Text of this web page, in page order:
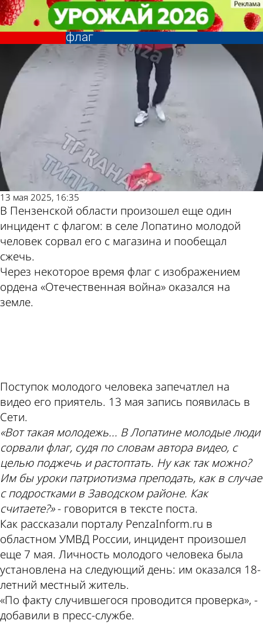
Полиция занялась жителем села
Лопатино, пообещавшим сжечь
флаг
Из жизни
13 мая 2025, 16:35
В Пензенской области произошел еще один
инцидент с флагом: в селе Лопатино молодой
человек сорвал его с магазина и пообещал
сжечь.
Через некоторое время флаг с изображением
ордена «Отечественная война» оказался на
земле.
Поступок молодого человека запечатлел на
видео его приятель. 13 мая запись появилась в
Сети.
«Вот такая молодежь... В Лопатине молодые люди
сорвали флаг, судя по словам автора видео, с
целью поджечь и растоптать. Ну как так можно?
Им бы уроки патриотизма преподать, как в случае
с подростками в Заводском районе. Как
считаете?»- говорится в тексте поста.
Как рассказали порталу PenzaInform.ru в
областном УМВД России, инцидент произошел
еще 7 мая. Личность молодого человека была
установлена на следующий день: им оказался 18-
летний местный житель.
«По факту случившегося проводится проверка», -
добавили в пресс-службе.
Полиция занялась жителем села
Лопатино, пообещавшим сжечь
флаг
Из жизни
Другие новости
по теме
Погода и курсы
валют в Пензе